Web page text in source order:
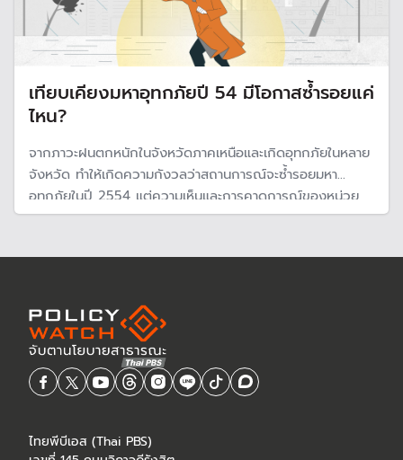
เทียบเคียงมหาอุทกภัยปี 54 มีโอกาสซ้ำรอยแค่
ไหน?
จากภาวะฝนตกหนักในจังหวัดภาคเหนือและเกิดอุทกภัยในหลาย
จังหวัด ทำให้เกิดความกังวลว่าสถานการณ์จะซ้ำรอยมหา
อุทกภัยในปี 2554 แต่ความเห็นและการคาดการณ์ของหน่วย
งานต่าง ๆ ยังมีความแตกต่างกัน โดยเฉพาะปรากฏการณ์ลา
แม่นยำมีความเป็นไปได้ยากขึ้น
ไทยพีบีเอส (Thai PBS)